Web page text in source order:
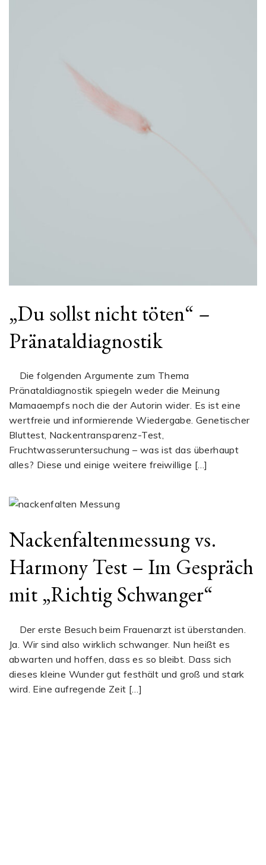
„Du sollst nicht töten“ –
Pränataldiagnostik
Die folgenden Argumente zum Thema
Pränataldiagnostik spiegeln weder die Meinung
Mamaaempfs noch die der Autorin wider. Es ist eine
wertfreie und informierende Wiedergabe. Genetischer
Bluttest, Nackentransparenz-Test,
Fruchtwasseruntersuchung – was ist das überhaupt
alles? Diese und einige weitere freiwillige […]
Nackenfaltenmessung vs.
Harmony Test – Im Gespräch
mit „Richtig Schwanger“
Der erste Besuch beim Frauenarzt ist überstanden.
Ja. Wir sind also wirklich schwanger. Nun heißt es
abwarten und hoffen, dass es so bleibt. Dass sich
dieses kleine Wunder gut festhält und groß und stark
wird. Eine aufregende Zeit […]